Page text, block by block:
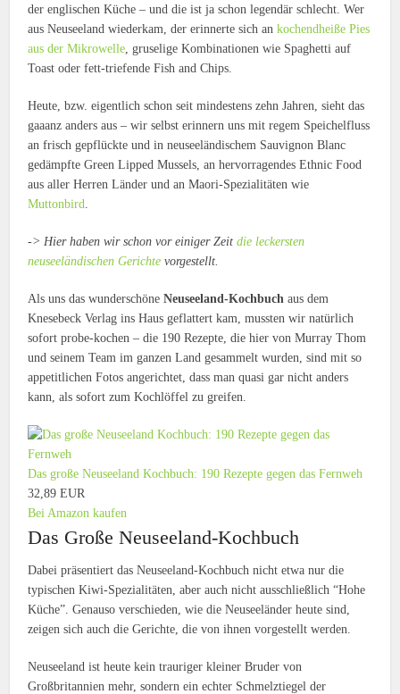
der englischen Küche – und die ist ja schon legendär schlecht. Wer
aus Neuseeland wiederkam, der erinnerte sich ankochendheiße Pies
aus der Mikrowelle, gruselige Kombinationen wie Spaghetti auf
Toast oder fett-triefende Fish and Chips.
Heute, bzw. eigentlich schon seit mindestens zehn Jahren, sieht das
gaaanz anders aus – wir selbst erinnern uns mit regem Speichelfluss
an frisch gepflückte und in neuseeländischem Sauvignon Blanc
gedämpfte Green Lipped Mussels, an hervorragendes Ethnic Food
aus aller Herren Länder und an Maori-Spezialitäten wie
Muttonbird.
-> Hier haben wir schon vor einiger Zeitdie leckersten
neuseeländischen Gerichte vorgestellt.
Als uns das wunderschöneNeuseeland-Kochbuch aus dem
Knesebeck Verlag ins Haus geflattert kam, mussten wir natürlich
sofort probe-kochen – die 190 Rezepte, die hier von Murray Thom
und seinem Team im ganzen Land gesammelt wurden, sind mit so
appetitlichen Fotos angerichtet, dass man quasi gar nicht anders
kann, als sofort zum Kochlöffel zu greifen.
Das große Neuseeland Kochbuch: 190 Rezepte gegen das Fernweh
32,89 EUR
Bei Amazon kaufen
Das Große Neuseeland-Kochbuch
Dabei präsentiert das Neuseeland-Kochbuch nicht etwa nur die
typischen Kiwi-Spezialitäten, aber auch nicht ausschließlich “Hohe
Küche”. Genauso verschieden, wie die Neuseeländer heute sind,
zeigen sich auch die Gerichte, die von ihnen vorgestellt werden.
Neuseeland ist heute kein trauriger kleiner Bruder von
Großbritannien mehr, sondern ein echter Schmelztiegel der